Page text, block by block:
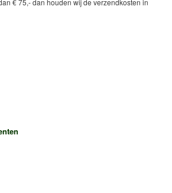
€ 75,- dan houden wij de verzendkosten in